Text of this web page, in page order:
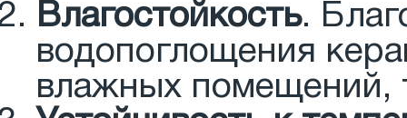
Влагостойкость.
водопоглощения
влажных помещений,